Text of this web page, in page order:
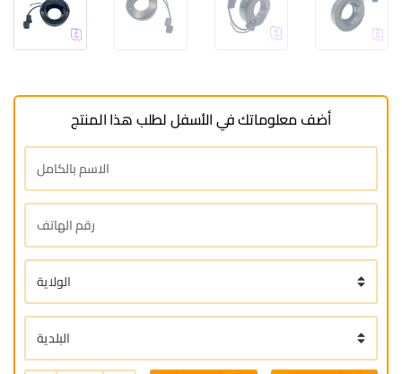
أضف معلوماتك في الأسفل لطلب هذا المنتج